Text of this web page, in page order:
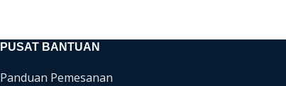
PUSAT BANTUAN
Panduan Pemesanan